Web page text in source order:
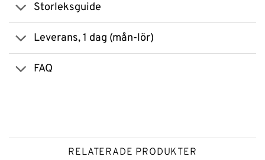
Storleksguide
Leverans, 1 dag (mån-lör)
FAQ
RELATERADE PRODUKTER